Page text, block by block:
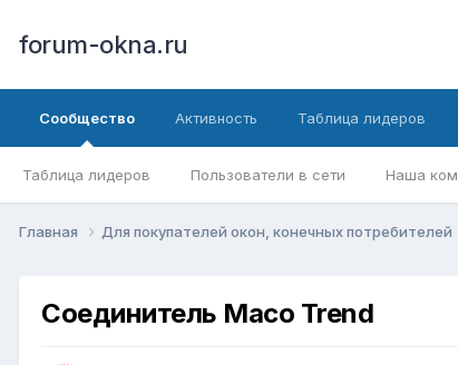
forum-okna.ru
Сообщество
Таблица лидеров Пользователи в сети Наша
Активность Таблица лидеров
Главная Для покупателей окон, конечных потребителей
Соединитель Maco Trend